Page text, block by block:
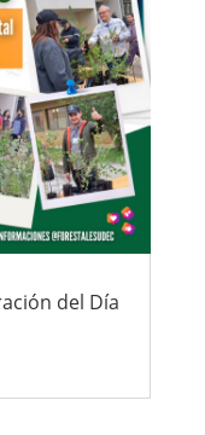
del Día